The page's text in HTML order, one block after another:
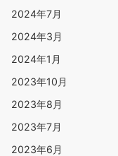
2024年7月
2024年3月
2024年1月
2023年10月
2023年8月
2023年7月
2023年6月